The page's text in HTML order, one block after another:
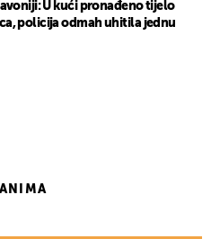
U kući pronađeno tijelo
policija odmah uhitila jednu